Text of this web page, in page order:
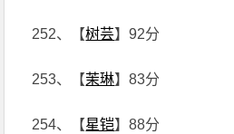
252、【树芸】92分
253、【茉琳】83分
254、【星铠】88分